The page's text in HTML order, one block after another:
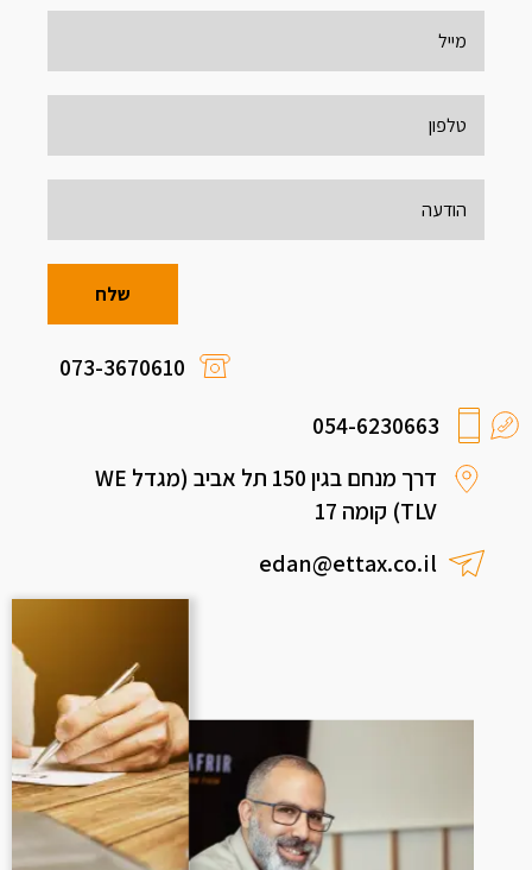
073-3670610
054-6230663
דרך מנחם בגין 150 תל אביב (מגדל WE
TLV) קומה 17
edan@ettax.co.il